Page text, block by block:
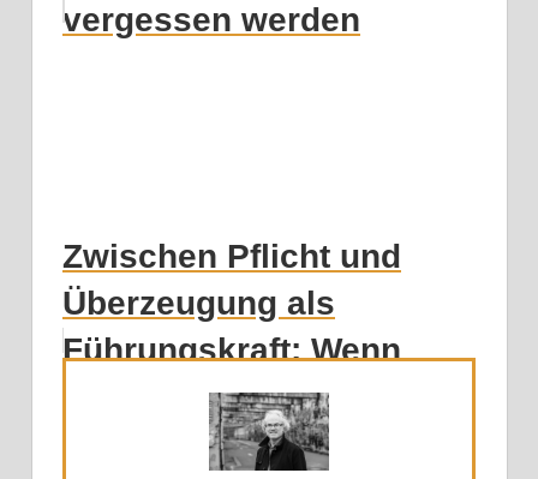
vergessen werden
Zwischen Pflicht und
Überzeugung als
Führungskraft: Wenn
Entscheidungen gegen
das eigene Gefühl lauf...